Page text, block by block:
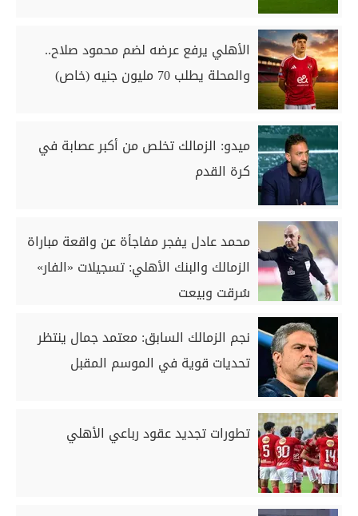
الأهلي يرفع عرضه لضم محمود صلاح..
والمحلة يطلب 70 مليون جنيه (خاص)
ميدو: الزمالك تخلص من أكبر عصابة في
كرة القدم
محمد عادل يفجر مفاجأة عن واقعة مباراة
الزمالك والبنك الأهلي: تسجيلات «الفار»
سُرقت وبيعت
نجم الزمالك السابق: معتمد جمال ينتظر
تحديات قوية في الموسم المقبل
تطورات تجديد عقود رباعي الأهلي